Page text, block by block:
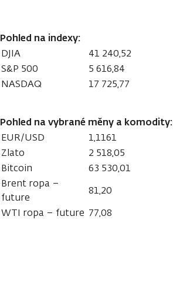
Pohled na indexy:
DJIA 41 240,52
S&P 500
5 616,84
NASDAQ
17 725,77
Pohled na vybrané měny a komodity:
EUR/USD 1,1161
Zlato
2 518,05
Bitcoin
63 530,01
Brent ropa –
future
81,20
WTI ropa – future 77,08